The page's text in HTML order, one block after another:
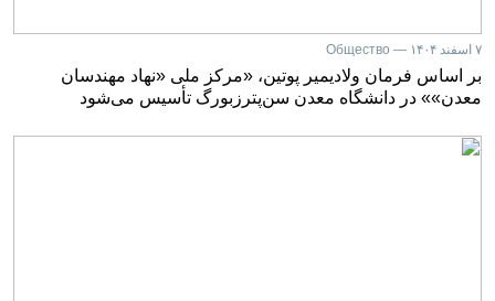
۷ اسفند ۱۴۰۴ — Общество
بر اساس فرمان ولادیمیر پوتین، «مرکز ملی «نهاد مهندسان
معدن»» در دانشگاه معدن سن‌پترزبورگ تأسیس می‌شود